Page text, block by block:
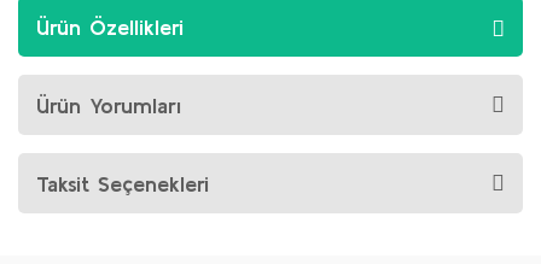
Ürün Özellikleri
Ürün Yorumları
Taksit Seçenekleri